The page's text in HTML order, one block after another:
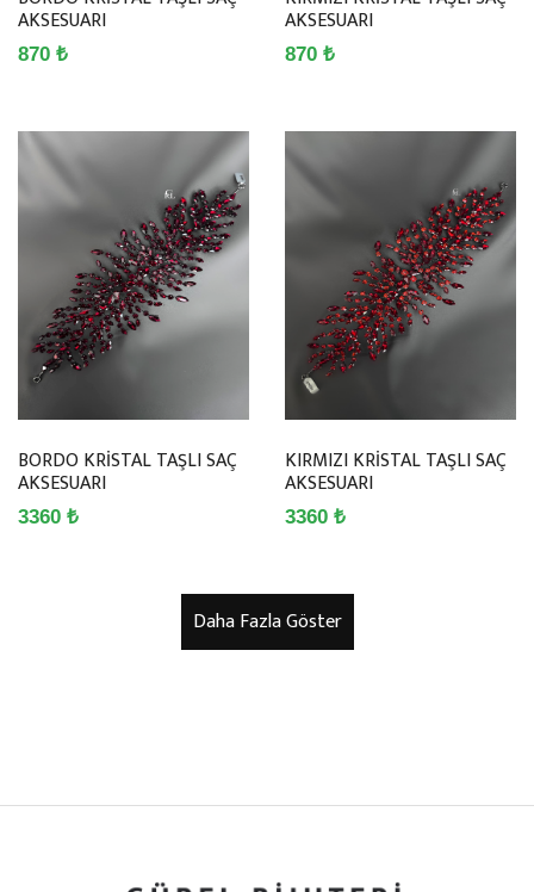
AKSESUARI
870 ₺
AKSESUARI
870 ₺
BORDO KRİSTAL TAŞLI SAÇ
AKSESUARI
3360 ₺
KIRMIZI KRİSTAL TAŞLI SAÇ
AKSESUARI
3360 ₺